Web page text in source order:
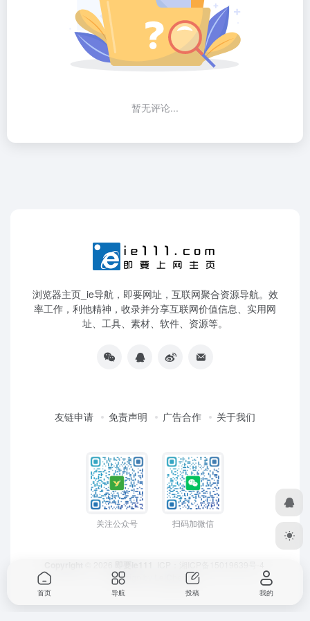
暂无评论...
浏览器主页_ie导航，即要网址，互联网聚合资源导航。效
率工作，利他精神，收录并分享互联网价值信息、实用网
址、工具、素材、软件、资源等。
友链申请 免责声明 广告合作 关于我们
关注公众号 扫码加微信
Design by
LeiCheng
首页 导航 投稿 我的